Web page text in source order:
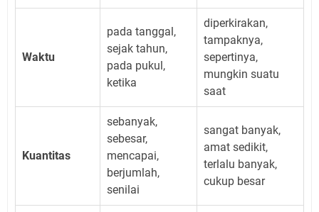
Waktu
pada tanggal,
sejak tahun,
pada pukul,
ketika
diperkirakan,
tampaknya,
sepertinya,
mungkin suatu
saat
Kuantitas
sebanyak,
sebesar,
mencapai,
berjumlah,
senilai
sangat banyak,
amat sedikit,
terlalu banyak,
cukup besar